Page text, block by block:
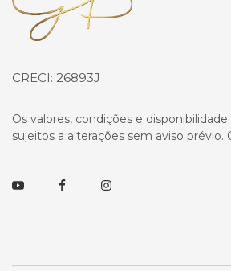
CRECI: 26893J
Os valores, condições e
sujeitos a alterações sem aviso prévio.
YoutubeFacebookInstagram